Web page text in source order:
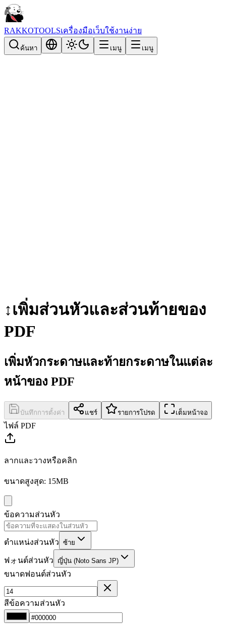
RAKKOTOOLSเครื่องมือเว็บใช้งานง่าย
ค้นหา เมนู เมนู
↕️เพิ่มส่วนหัวและส่วนท้ายของ
PDF
เพิ่มหัวกระดาษและท้ายกระดาษในแต่ละ
หน้าของ PDF
บันทึกการตั้งค่า แชร์ รายการโปรด เต็มหน้าจอ
ไฟล์ PDF
ลากและวางหรือคลิก
ขนาดสูงสุด: 15MB
ข้อความส่วนหัว
ตำแหน่งส่วนหัว ซ้าย
ฟォนต์ส่วนหัว ญี่ปุ่น (Noto Sans JP)
ขนาดฟอนต์ส่วนหัว
สีข้อความส่วนหัว